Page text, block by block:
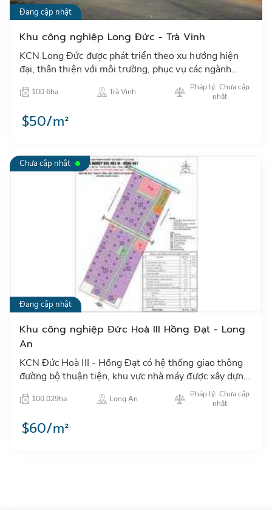
Đang cập nhật
Khu công nghiệp Long Đức - Trà Vinh
KCN Long Đức được phát triển theo xu hướng hiện
đại, thân thiện với môi trường, phục vụ các ngành
công nghiệp nhẹ, điện tử và các ngành công nghệ cao
có liên qu…
100.6ha Trà Vinh
Pháp lý: Chưa cập
nhật
$50/m²
Chưa cập nhật
Đang cập nhật
Khu công nghiệp Đức Hoà III Hồng Đạt - Long
An
KCN Đức Hoà III - Hồng Đạt có hệ thống giao thông
đường bộ thuận tiện, khu vực nhà máy được xây dựng
100.029ha Long An
Pháp lý: Chưa cập
nhật
$60/m²